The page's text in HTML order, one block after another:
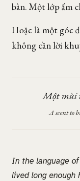
bàn. Một lớp ấm
Hoặc là một góc
không cần lời
Một mùi
A scent to
In the language
lived long enough